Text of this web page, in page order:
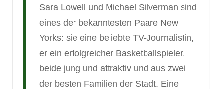
Sara Lowell und Michael Silverman sind
eines der bekanntesten Paare New
Yorks: sie eine beliebte TV-Journalistin,
er ein erfolgreicher Basketballspieler,
beide jung und attraktiv und aus zwei
der besten Familien der Stadt. Eine